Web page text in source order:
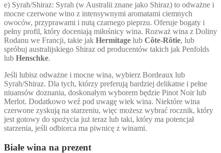
e) Syrah/Shiraz: Syrah (w Australii znane jako Shiraz) to odważne i
mocne czerwone wino z intensywnymi aromatami ciemnych
owoców, przyprawami i nutą czarnego pieprzu. Oferuje bogaty i
pełny profil, który doceniają miłośnicy wina. Rozważ wina z Doliny
Rodanu we Francji, takie jak Hermitage lub Côte-Rôtie, lub
spróbuj australijskiego Shiraz od producentów takich jak Penfolds
lub Henschke.
Jeśli lubisz odważne i mocne wina, wybierz Bordeaux lub
Syrah/Shiraz. Dla tych, którzy preferują bardziej delikatne i pełne
niuansów doznania, doskonałym wyborem będzie Pinot Noir lub
Merlot. Dodatkowo weź pod uwagę wiek wina. Niektóre wina
czerwone zyskują na starzeniu, więc możesz wybrać rocznik, który
jest gotowy do spożycia już teraz lub taki, który ma potencjał
starzenia, jeśli odbiorca ma piwnicę z winami.
Białe wina na prezent